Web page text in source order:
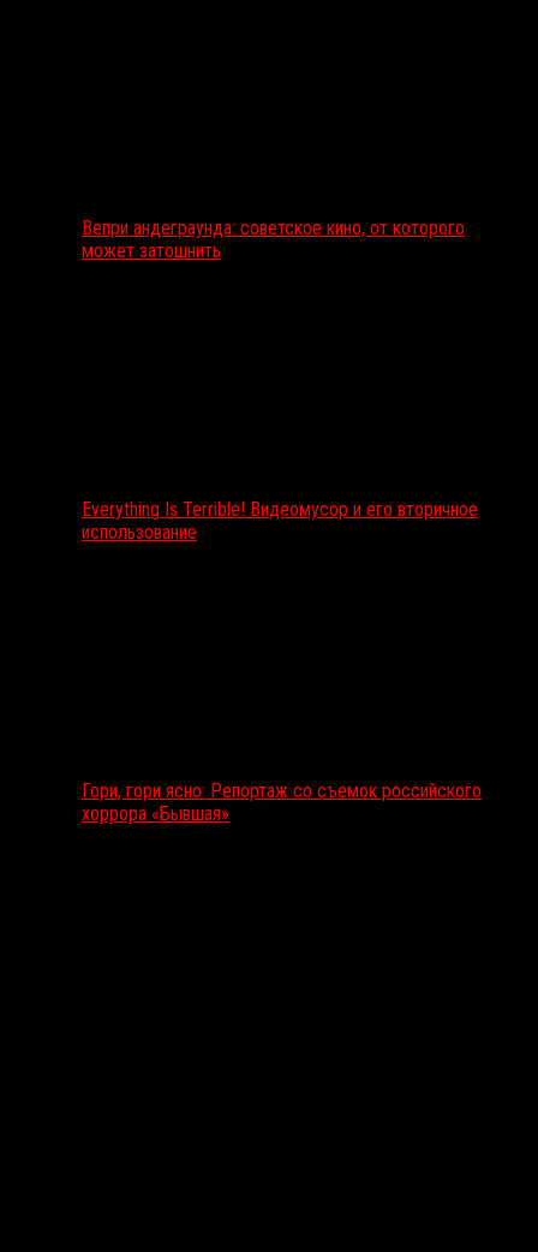
Вепри андеграунда: советское кино, от которого
может затошнить
Everything Is Terrible! Видеомусор и его вторичное
использование
Гори, гори ясно: Репортаж со съемок российского
хоррора «Бывшая»